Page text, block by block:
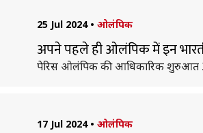
25 Jul 2024 • ओलंपिक
अपने पहले ही ओलंपिक में इन
पेरिस ओलंपिक की आधिकारिक शुरुआत 26
17 Jul 2024 • ओलंपिक